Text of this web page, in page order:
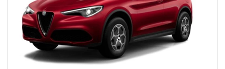
36 Mesi
VEDI
996€/mese